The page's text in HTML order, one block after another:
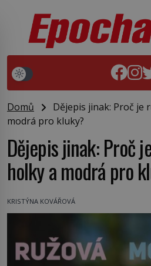
Domů
Dějepis jinak: Proč je
modrá pro kluky?
Dějepis jinak: Proč
holky a modrá pro
KRISTÝNA KOVÁŘOVÁ